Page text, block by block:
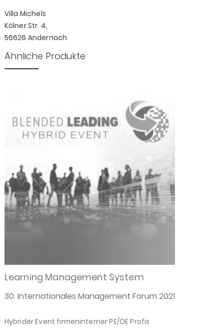
Villa Michels
Kölner Str. 4,
56626 Andernach
Ähnliche Produkte
Learning Management System
30. Internationales Management Forum 2021
Hybrider Event firmeninterner PE/OE Profis